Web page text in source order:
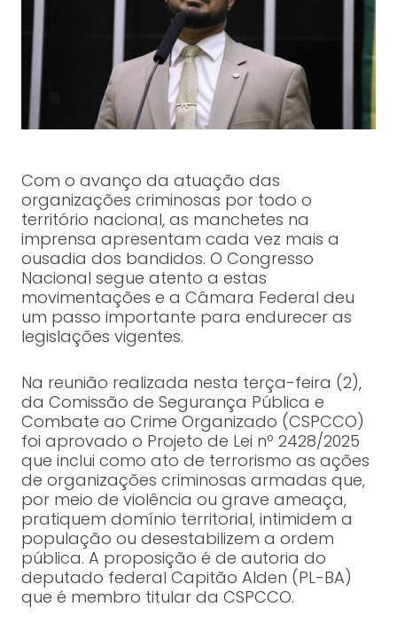
Com o avanço da atuação das
organizações criminosas por todo o
território nacional, as manchetes na
imprensa apresentam cada vez mais a
ousadia dos bandidos. O Congresso
Nacional segue atento a estas
movimentações e a Câmara Federal deu
um passo importante para endurecer as
legislações vigentes.
Na reunião realizada nesta terça-feira (2),
da Comissão de Segurança Pública e
Combate ao Crime Organizado (CSPCCO)
foi aprovado o Projeto de Lei nº 2428/2025
que inclui como ato de terrorismo as ações
de organizações criminosas armadas que,
por meio de violência ou grave ameaça,
pratiquem domínio territorial, intimidem a
população ou desestabilizem a ordem
pública. A proposição é de autoria do
deputado federal Capitão Alden (PL-BA)
que é membro titular da CSPCCO.